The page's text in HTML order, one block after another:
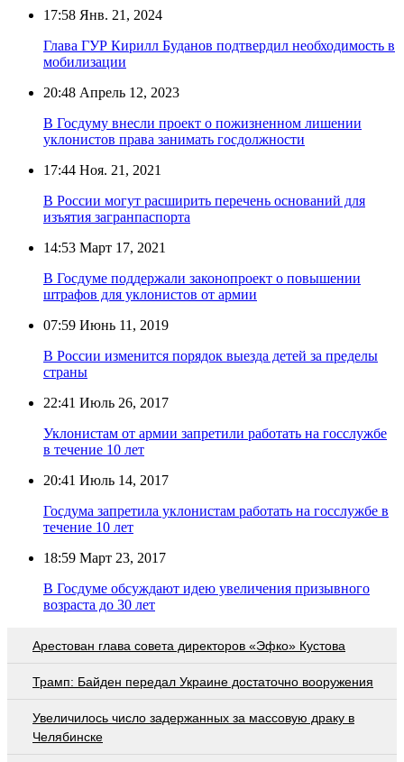
17:58 Янв. 21, 2024
Глава ГУР Кирилл Буданов подтвердил необходимость в
мобилизации
20:48 Апрель 12, 2023
В Госдуму внесли проект о пожизненном лишении
уклонистов права занимать госдолжности
17:44 Ноя. 21, 2021
В России могут расширить перечень оснований для
изъятия загранпаспорта
14:53 Март 17, 2021
В Госдуме поддержали законопроект о повышении
штрафов для уклонистов от армии
07:59 Июнь 11, 2019
В России изменится порядок выезда детей за пределы
страны
22:41 Июль 26, 2017
Уклонистам от армии запретили работать на госслужбе
в течение 10 лет
20:41 Июль 14, 2017
Госдума запретила уклонистам работать на госслужбе в
течение 10 лет
18:59 Март 23, 2017
В Госдуме обсуждают идею увеличения призывного
возраста до 30 лет
Арестован глава совета директоров «Эфко» Кустова
Трамп: Байден передал Украине достаточно вооружения
Увеличилось число задержанных за массовую драку в
Челябинске